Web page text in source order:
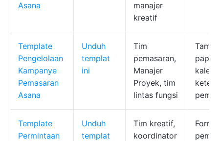
Asana
manajer
kreatif
Template
Pengelolaan
Kampanye
Pemasaran
Asana
Unduh
templat
ini
Tim
pemasaran,
Manajer
Proyek, tim
lintas fungsi
Template
Permintaan
Unduh
templat
Tim kreatif,
koordinator